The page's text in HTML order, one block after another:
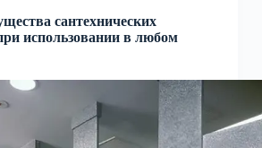
сантехнических
использовании в любом